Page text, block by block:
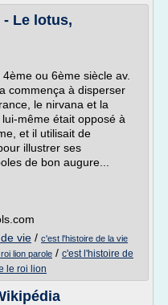
Le lotus,
ou 6ème siècle av.
commença à disperser
le nirvana et la
même était opposé à
et il utilisait de
illustrer ses
de bon augure...
vie / c'est l'histoire de la vie
lion parole / c'est l'histoire de
le roi lion